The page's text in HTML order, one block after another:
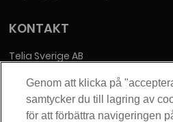
KONTAKT
Telia Sverige AB
Säte: Stockholm
info@zmarket.se
Genom att klicka på
samtycker du till lagring av
för att förbättra navigeringen